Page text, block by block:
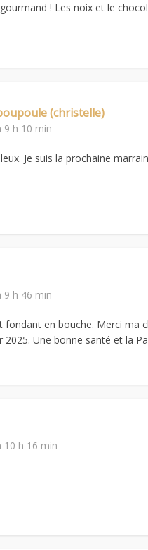
! Les noix et le
(christelle)
9 h 10 min
Je suis la prochaine
9 h 46 min
en bouche. Merci ma
Une bonne santé et la
10 h 16 min